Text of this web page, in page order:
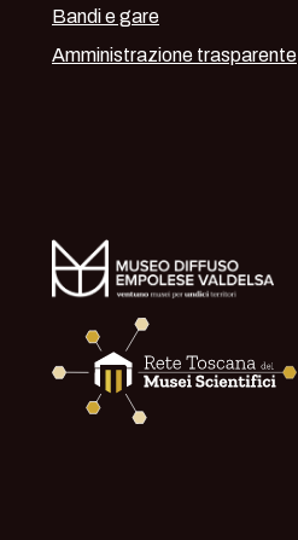
Bandi e gare
Amministrazione trasparente